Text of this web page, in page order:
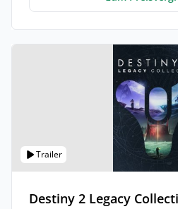
Trailer
Destiny 2 Legacy